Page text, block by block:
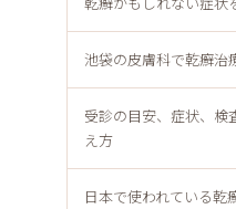
池袋の皮膚科で乾癬治
受診の目安、症状、検
え方
日本で使われている乾